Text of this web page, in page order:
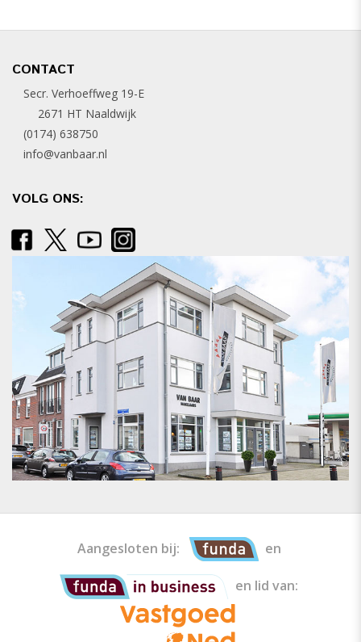
CONTACT
Secr. Verhoeffweg 19-E
2671 HT Naaldwijk
(0174) 638750
info@vanbaar.nl
VOLG ONS:
Aangesloten bij: en
en lid van: